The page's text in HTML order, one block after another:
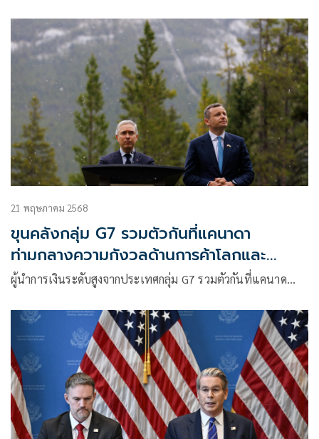
21 พฤษภาคม 2568
ขุนคลังกลุ่ม G7 รวมตัวกันที่แคนาดา
ท่ามกลางความกังวลด้านการค้าโลกและ
สันติภาพในยูเครน
ผู้นำการเงินระดับสูงจากประเทศกลุ่ม G7 รวมตัวกันที่แคนาด…